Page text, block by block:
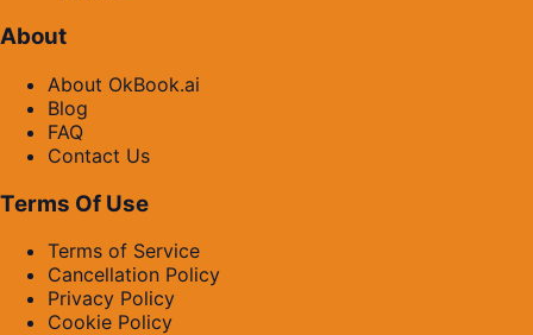
About
About OkBook.ai
Blog
FAQ
Contact Us
Terms Of Use
Terms of Service
Cancellation Policy
Privacy Policy
Cookie Policy